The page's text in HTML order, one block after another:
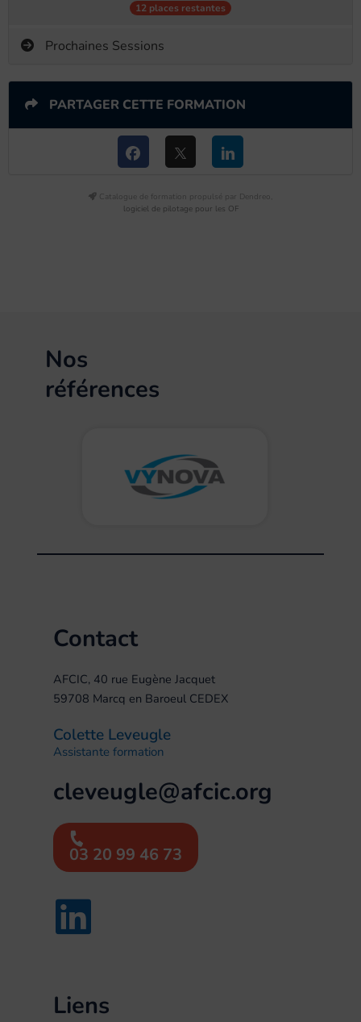
12 places restantes
Prochaines Sessions
PARTAGER CETTE FORMATION
Catalogue de formation propulsé par Dendreo,
logiciel de pilotage pour les OF
Nos
références
Contact
AFCIC, 40 rue Eugène Jacquet
59708 Marcq en Baroeul CEDEX
Colette Leveugle
Assistante formation
cleveugle@afcic.org
03 20 99 46 73
Liens